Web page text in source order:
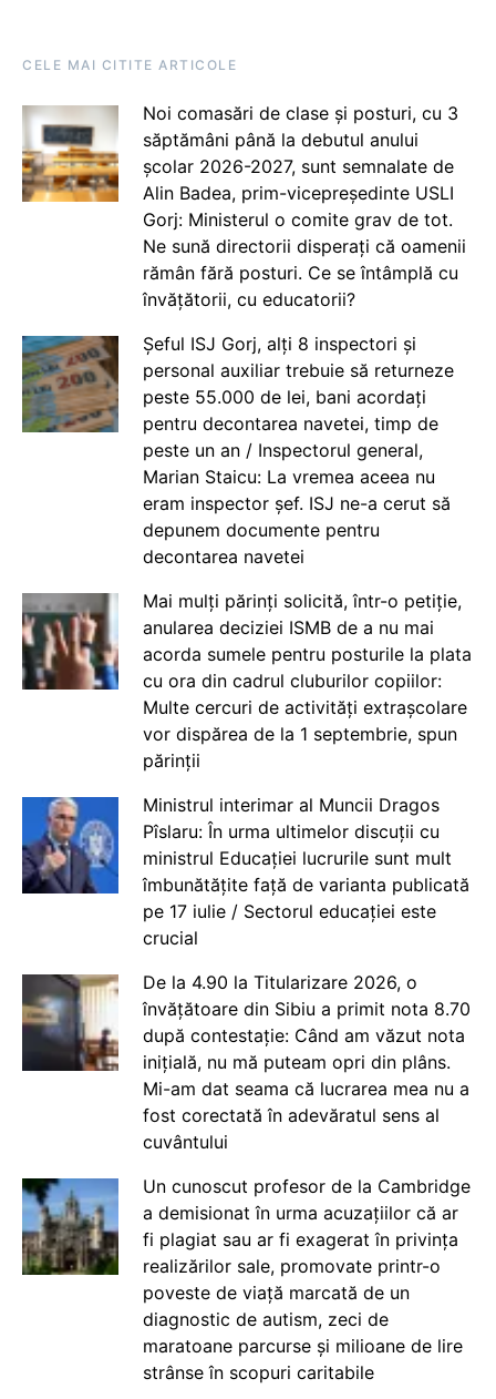
CELE MAI CITITE ARTICOLE
Noi comasări de clase și posturi, cu 3
săptămâni până la debutul anului
școlar 2026-2027, sunt semnalate de
Alin Badea, prim-vicepreședinte USLI
Gorj: Ministerul o comite grav de tot.
Ne sună directorii disperați că oamenii
rămân fără posturi. Ce se întâmplă cu
învățătorii, cu educatorii?
Șeful ISJ Gorj, alți 8 inspectori și
personal auxiliar trebuie să returneze
peste 55.000 de lei, bani acordați
pentru decontarea navetei, timp de
peste un an / Inspectorul general,
Marian Staicu: La vremea aceea nu
eram inspector șef. ISJ ne-a cerut să
depunem documente pentru
decontarea navetei
Mai mulți părinți solicită, într-o petiție,
anularea deciziei ISMB de a nu mai
acorda sumele pentru posturile la plata
cu ora din cadrul cluburilor copiilor:
Multe cercuri de activități extrașcolare
vor dispărea de la 1 septembrie, spun
părinții
Ministrul interimar al Muncii Dragos
Pîslaru: În urma ultimelor discuții cu
ministrul Educației lucrurile sunt mult
îmbunătățite față de varianta publicată
pe 17 iulie / Sectorul educației este
crucial
De la 4.90 la Titularizare 2026, o
învățătoare din Sibiu a primit nota 8.70
după contestație: Când am văzut nota
inițială, nu mă puteam opri din plâns.
Mi-am dat seama că lucrarea mea nu a
fost corectată în adevăratul sens al
cuvântului
Un cunoscut profesor de la Cambridge
a demisionat în urma acuzațiilor că ar
fi plagiat sau ar fi exagerat în privința
realizărilor sale, promovate printr-o
poveste de viață marcată de un
diagnostic de autism, zeci de
maratoane parcurse și milioane de lire
strânse în scopuri caritabile